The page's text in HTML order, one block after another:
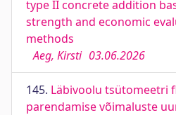
type II concrete addition
strength and economic
methods
Aeg, Kirsti 03.06.2026
145. Läbivoolu tsütomeetri
parendamise võimaluste